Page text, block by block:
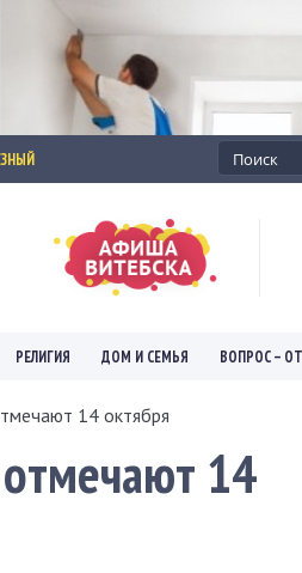
РЕЛИГИЯ ДОМ И СЕМЬЯ ВОПРОС –
14 октября
14